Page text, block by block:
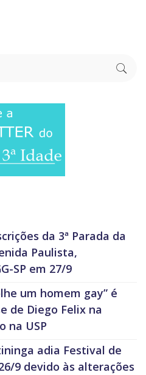
da 3ª Parada da
Paulista,
SP em 27/9
um homem gay” é
de Diego Felix na
na USP
adia Festival de
9 devido às alterações